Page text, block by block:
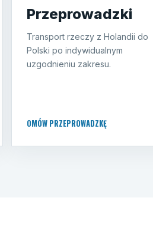
Przeprowadzki
Transport rzeczy z Holandii do
Polski po indywidualnym
uzgodnieniu zakresu.
OMÓW PRZEPROWADZKĘ